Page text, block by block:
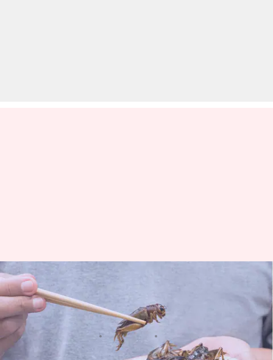
Bagaimana mengonsumsi
serangga dapat membantu
menyelamatkan planet ini
menulis Aug 16, 2023